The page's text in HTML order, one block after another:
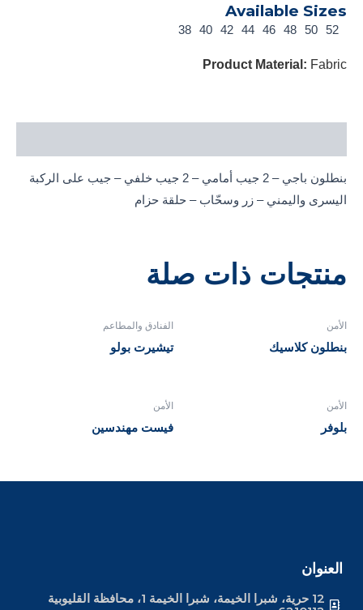
Available Sizes
38 40 42 44 46 48 50 52
Product Material: Fabric
بنطلون باجي – 2 جيب أمامي – 2 جيب خلفي – جيب على الركبة
اليسرى واليمني – زر وسحّاب – حلقة حزام
منتجات ذات صلة
الأمن
بنطلون كلاسيك
الفنادق والمطاعم
تيشيرت بولو
الأمن
بلوفر
الأمن
فيست مهندسين
العنوان
12 حرية، شبرا الخيمة، شبرا الخيمة 1، محافظة القليوبية